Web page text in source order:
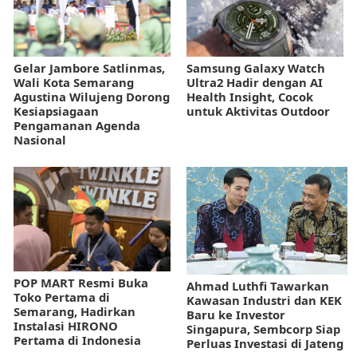
Gelar Jambore Satlinmas,
Wali Kota Semarang
Agustina Wilujeng Dorong
Kesiapsiagaan
Pengamanan Agenda
Nasional
Samsung Galaxy Watch
Ultra2 Hadir dengan AI
Health Insight, Cocok
untuk Aktivitas Outdoor
POP MART Resmi Buka
Toko Pertama di
Semarang, Hadirkan
Instalasi HIRONO
Pertama di Indonesia
Ahmad Luthfi Tawarkan
Kawasan Industri dan KEK
Baru ke Investor
Singapura, Sembcorp Siap
Perluas Investasi di Jateng